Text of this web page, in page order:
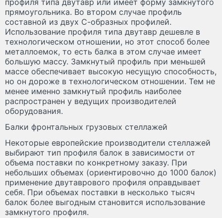
профиля типа двутавр или имеет форму замкнутого
прямоугольника. Во втором случае профиль
составной из двух С-образных профилей.
Использование профиля типа двутавр дешевле в
технологическом отношении, но этот способ более
металлоемок, то есть балка в этом случае имеет
большую массу. Замкнутый профиль при меньшей
массе обеспечивает высокую несущую способность,
но он дороже в технологическом отношении. Тем не
менее именно замкнутый профиль наиболее
распространен у ведущих производителей
оборудования.
Балки фронтальных грузовых стеллажей
Некоторые европейские производители стеллажей
выбирают тип профиля балок в зависимости от
объема поставки по конкретному заказу. При
небольших объемах (ориентировочно до 1000 балок)
применение двутаврового профиля оправдывает
себя. При объемах поставки в несколько тысяч
балок более выгодным становится использование
замкнутого профиля.